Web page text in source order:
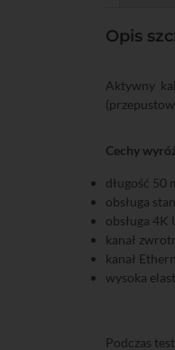
Opis
Aktywny
Cechy
długość 50
obsługa
obsługa
kanał
kanał
wysoka
Podczas